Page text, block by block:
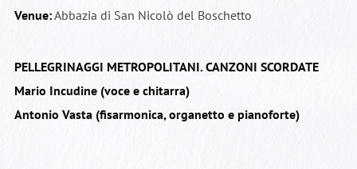
Venue:Abbazia di San Nicolò del Boschetto
PELLEGRINAGGI METROPOLITANI.CANZONI SCORDATE
Mario Incudine (voce e chitarra)
Antonio Vasta (fisarmonica, organetto e pianoforte)